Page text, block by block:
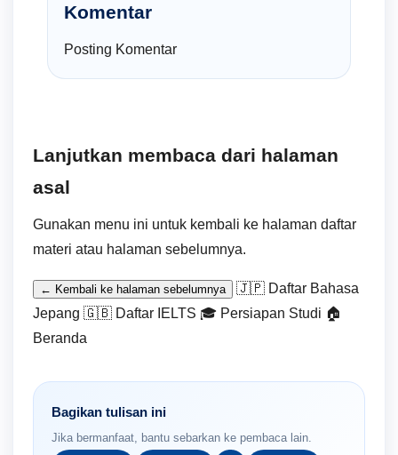
Komentar
Posting Komentar
Lanjutkan membaca dari halaman
asal
Gunakan menu ini untuk kembali ke halaman daftar
materi atau halaman sebelumnya.
← Kembali ke halaman sebelumnya
🇯🇵 Daftar Bahasa
Jepang 🇬🇧 Daftar IELTS 🎓 Persiapan Studi 🏠
Beranda
Bagikan tulisan ini
Jika bermanfaat, bantu sebarkan ke pembaca lain.